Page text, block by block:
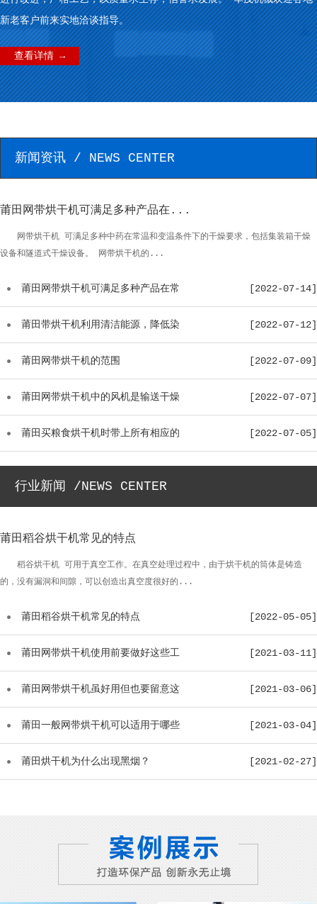
新老客户前来实地洽谈指导。
查看详情 →
新闻资讯 / NEWS CENTER
莆田网带烘干机可满足多种产品在...
网带烘干机 可满足多种中药在常温和变温条件下的干燥要求，包括集装箱干燥
设备和隧道式干燥设备。 网带烘干机的...
莆田网带烘干机可满足多种产品在常
温...
[2022-07-14]
莆田带烘干机利用清洁能源，降低染
料...
[2022-07-12]
莆田网带烘干机的范围 [2022-07-09]
莆田网带烘干机中的风机是输送干燥
介...
[2022-07-07]
莆田买粮食烘干机时带上所有相应的
配...
[2022-07-05]
行业新闻 /NEWS CENTER
莆田稻谷烘干机常见的特点
稻谷烘干机 可用于真空工作。在真空处理过程中，由于烘干机的筒体是铸造
的，没有漏洞和间隙，可以创造出真空度很好的...
莆田稻谷烘干机常见的特点 [2022-05-05]
莆田网带烘干机使用前要做好这些工
作...
[2021-03-11]
莆田网带烘干机虽好用但也要留意这
些...
[2021-03-06]
莆田一般网带烘干机可以适用于哪些
物...
[2021-03-04]
莆田烘干机为什么出现黑烟？ [2021-02-27]